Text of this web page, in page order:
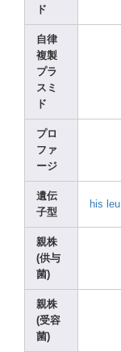
ド
自律
複製
プラ
スミ
ド
プロ
ファ
ージ
遺伝
子型
his leu
親株
(供与
菌)
親株
(受容
菌)